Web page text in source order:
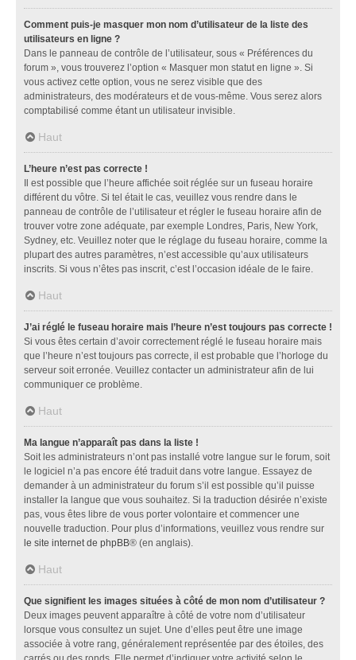
Comment puis-je masquer mon nom d’utilisateur de la liste des
utilisateurs en ligne ?
Dans le panneau de contrôle de l’utilisateur, sous « Préférences du
forum », vous trouverez l’option « Masquer mon statut en ligne ». Si
vous activez cette option, vous ne serez visible que des
administrateurs, des modérateurs et de vous-même. Vous serez alors
comptabilisé comme étant un utilisateur invisible.
Haut
L’heure n’est pas correcte !
Il est possible que l’heure affichée soit réglée sur un fuseau horaire
différent du vôtre. Si tel était le cas, veuillez vous rendre dans le
panneau de contrôle de l’utilisateur et régler le fuseau horaire afin de
trouver votre zone adéquate, par exemple Londres, Paris, New York,
Sydney, etc. Veuillez noter que le réglage du fuseau horaire, comme la
plupart des autres paramètres, n’est accessible qu’aux utilisateurs
inscrits. Si vous n’êtes pas inscrit, c’est l’occasion idéale de le faire.
Haut
J’ai réglé le fuseau horaire mais l’heure n’est toujours pas correcte !
Si vous êtes certain d’avoir correctement réglé le fuseau horaire mais
que l’heure n’est toujours pas correcte, il est probable que l’horloge du
serveur soit erronée. Veuillez contacter un administrateur afin de lui
communiquer ce problème.
Haut
Ma langue n’apparaît pas dans la liste !
Soit les administrateurs n’ont pas installé votre langue sur le forum, soit
le logiciel n’a pas encore été traduit dans votre langue. Essayez de
demander à un administrateur du forum s’il est possible qu’il puisse
installer la langue que vous souhaitez. Si la traduction désirée n’existe
pas, vous êtes libre de vous porter volontaire et commencer une
nouvelle traduction. Pour plus d’informations, veuillez vous rendre sur
le site internet de phpBB® (en anglais).
Haut
Que signifient les images situées à côté de mon nom d’utilisateur ?
Deux images peuvent apparaître à côté de votre nom d’utilisateur
lorsque vous consultez un sujet. Une d’elles peut être une image
associée à votre rang, généralement représentée par des étoiles, des